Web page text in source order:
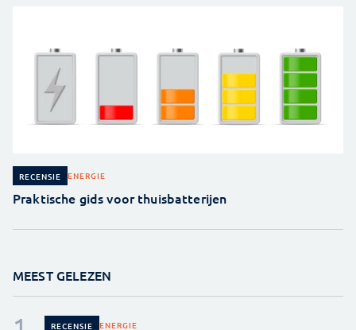
RECENSIE ENERGIE
Praktische gids voor thuisbatterijen
MEEST GELEZEN
RECENSIE ENERGIE